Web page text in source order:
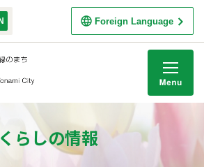
Foreign Language
くらしの情報